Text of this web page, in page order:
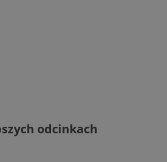
odcinkach